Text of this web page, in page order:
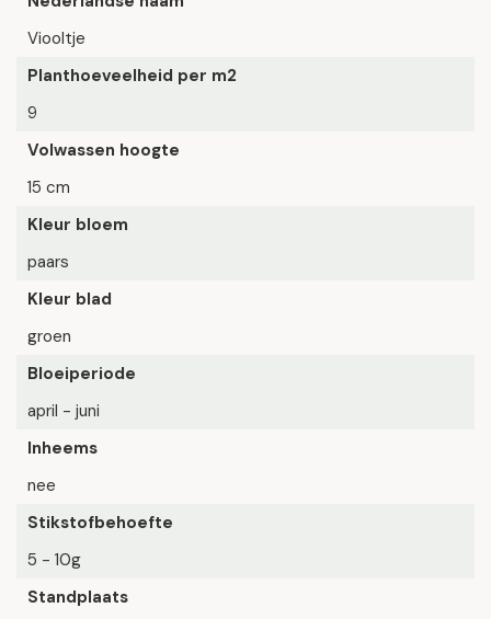
Viooltje
Planthoeveelheid per m2
9
Volwassen hoogte
15 cm
Kleur bloem
paars
Kleur blad
groen
Bloeiperiode
april - juni
Inheems
nee
Stikstofbehoefte
5 - 10g
Standplaats